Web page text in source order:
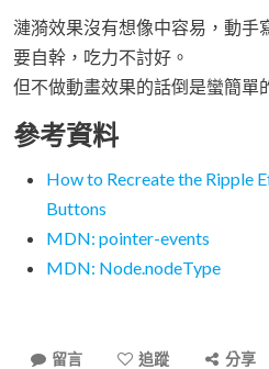
漣漪效果沒有想像中容易，動手
要自幹，吃力不討好。
但不做動畫效果的話倒是蠻簡單
參考資料
How to Recreate the Ripple
Buttons
MDN: pointer-events
MDN: Node.nodeType
留言 追蹤 分享